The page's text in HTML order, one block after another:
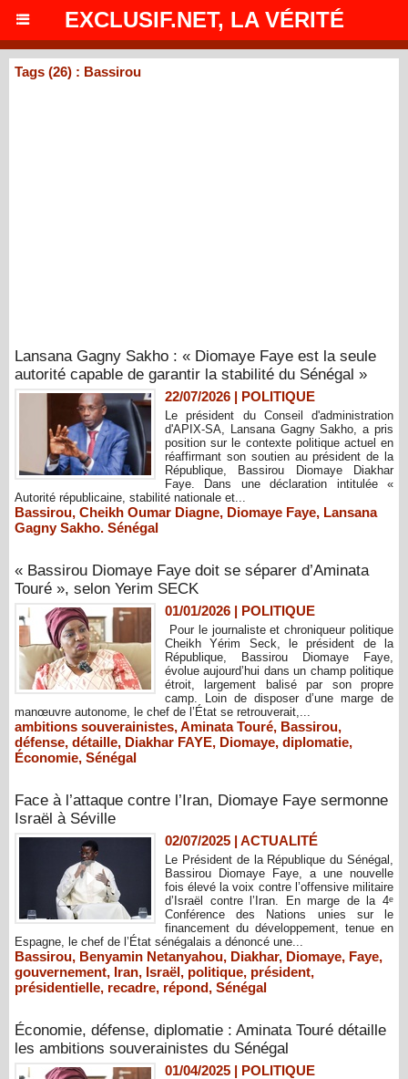
EXCLUSIF.NET, LA VÉRITÉ
Tags (26) : Bassirou
Lansana Gagny Sakho : « Diomaye Faye est la seule
autorité capable de garantir la stabilité du Sénégal »
22/07/2026 | POLITIQUE
Le président du Conseil d'administration
d'APIX-SA, Lansana Gagny Sakho, a pris
position sur le contexte politique actuel en
réaffirmant son soutien au président de la
République, Bassirou Diomaye Diakhar
Faye. Dans une déclaration intitulée «
Autorité républicaine, stabilité nationale et...
Bassirou, Cheikh Oumar Diagne, Diomaye Faye, Lansana
Gagny Sakho. Sénégal
« Bassirou Diomaye Faye doit se séparer d’Aminata
Touré », selon Yerim SECK
01/01/2026 | POLITIQUE
Pour le journaliste et chroniqueur politique
Cheikh Yérim Seck, le président de la
République, Bassirou Diomaye Faye,
évolue aujourd’hui dans un champ politique
étroit, largement balisé par son propre
camp. Loin de disposer d’une marge de
manœuvre autonome, le chef de l’État se retrouverait,...
ambitions souverainistes,Aminata Touré, Bassirou,
défense, détaille, Diakhar FAYE, Diomaye, diplomatie,
Économie, Sénégal
Face à l’attaque contre l’Iran, Diomaye Faye sermonne
Israël à Séville
02/07/2025 | ACTUALITÉ
Le Président de la République du Sénégal,
Bassirou Diomaye Faye, a une nouvelle
fois élevé la voix contre l’offensive militaire
d’Israël contre l’Iran. En marge de la 4ᵉ
Conférence des Nations unies sur le
financement du développement, tenue en
Espagne, le chef de l’État sénégalais a dénoncé une...
Bassirou, Benyamin Netanyahou, Diakhar, Diomaye, Faye,
gouvernement, Iran, Israël, politique, président,
présidentielle, recadre, répond, Sénégal
Économie, défense, diplomatie : Aminata Touré détaille
les ambitions souverainistes du Sénégal
01/04/2025 | POLITIQUE